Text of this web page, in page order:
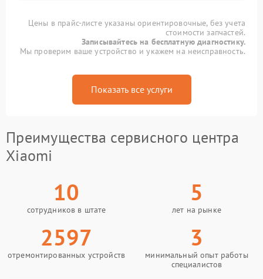
Цены в прайс-листе указаны ориентировочные, без учета
стоимости запчастей.
Записывайтесь на бесплатную диагностику.
Мы проверим ваше устройство и укажем на неисправность.
Показать все услуги
Преимущества сервисного центра
Xiaomi
10
сотрудников в штате
5
лет на рынке
2597
отремонтированных устройств
3
минимальный опыт работы
специалистов